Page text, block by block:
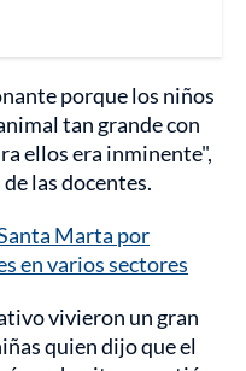
porque los niños
tan grande con
ellos era inminente",
las docentes.
Marta por
en varios sectores
vivieron un gran
quien dijo que el